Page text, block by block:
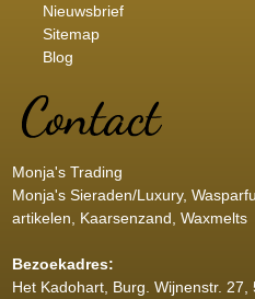
Nieuwsbrief
Sitemap
Blog
Monja's Trading
Monja's Sieraden/Luxury,
artikelen, Kaarsenzand, Waxmelts
Bezoekadres:
Het Kadohart, Burg. Wijnenstr. 27,